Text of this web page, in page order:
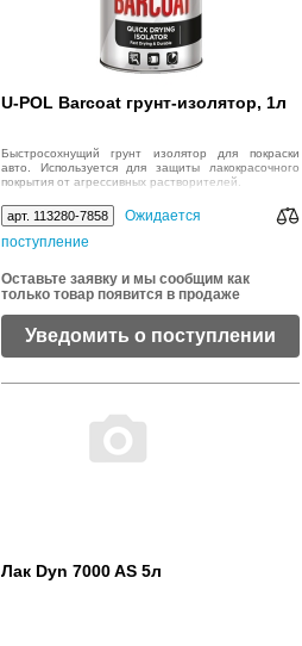
U-POL Barcoat грунт-изолятор, 1л
Быстросохнущий грунт изолятор для покраски
авто. Используется для защиты лакокрасочного
покрытия от агрессивных растворителей.
арт. 113280-7858
Ожидается
поступление
Оставьте заявку и мы сообщим как
только товар появится в продаже
Уведомить о поступлении
Лак Dyn 7000 AS 5л